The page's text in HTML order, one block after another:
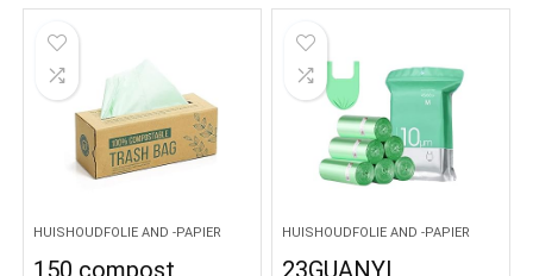
HUISHOUDFOLIE AND -PAPIER
150 compost
HUISHOUDFOLIE AND -PAPIER
23GUANYI